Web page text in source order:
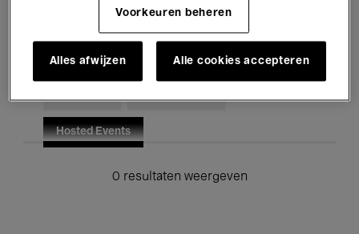
Voor iedereen Kids’ Palace
Hosted Events
0 resultaten weergeven
Voorkeuren beheren
Alles afwijzen Alle cookies accepteren